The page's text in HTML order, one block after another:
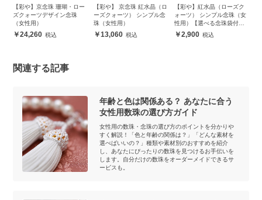
【彩や】京念珠 珊瑚・ロー
ズクォーツデザイン念珠
（女性用）
24,260
【彩や】 京念珠 紅水晶（ロ
ーズクォーツ） シンプル念
珠（女性用）
13,060
【彩や】紅水晶（ローズク
ォーツ） シンプル念珠（女
性用）【選べる念珠袋付
き】2,900
関連する記事
年齢と色は関係ある？ あなたに合う
女性用数珠の選び方ガイド
女性用の数珠・念珠の選び方のポイントを分かりや
すく解説！「色と年齢の関係は？」「どんな素材を
選べばいいの？」種類や素材別のおすすめを紹介
し、あなたにぴったりの数珠を見つけるお手伝いを
します。自分だけの数珠をオーダーメイドできるサ
ービスも。